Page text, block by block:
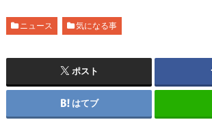
ニュース 気になる事
ポスト
はてブ